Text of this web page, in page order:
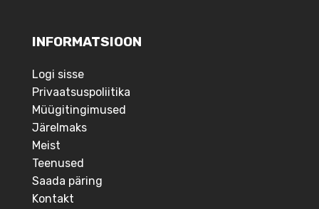
INFORMATSIOON
Logi sisse
Privaatsuspoliitika
Müügitingimused
Järelmaks
Meist
Teenused
Saada päring
Kontakt